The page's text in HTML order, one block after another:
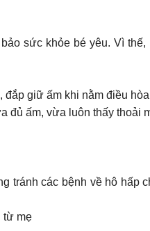
sức khỏe bé yêu. Vì
giữ ấm khi nằm điều
đủ ấm, vừa luôn thấy thoải
tránh các bệnh về hô hấp
từ mẹ